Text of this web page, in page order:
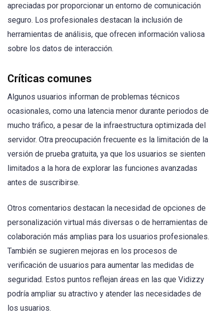
apreciadas por proporcionar un entorno de comunicación
seguro. Los profesionales destacan la inclusión de
herramientas de análisis, que ofrecen información valiosa
sobre los datos de interacción.
Críticas comunes
Algunos usuarios informan de problemas técnicos
ocasionales, como una latencia menor durante periodos de
mucho tráfico, a pesar de la infraestructura optimizada del
servidor. Otra preocupación frecuente es la limitación de la
versión de prueba gratuita, ya que los usuarios se sienten
limitados a la hora de explorar las funciones avanzadas
antes de suscribirse.
Otros comentarios destacan la necesidad de opciones de
personalización virtual más diversas o de herramientas de
colaboración más amplias para los usuarios profesionales.
También se sugieren mejoras en los procesos de
verificación de usuarios para aumentar las medidas de
seguridad. Estos puntos reflejan áreas en las que Vidizzy
podría ampliar su atractivo y atender las necesidades de
los usuarios.